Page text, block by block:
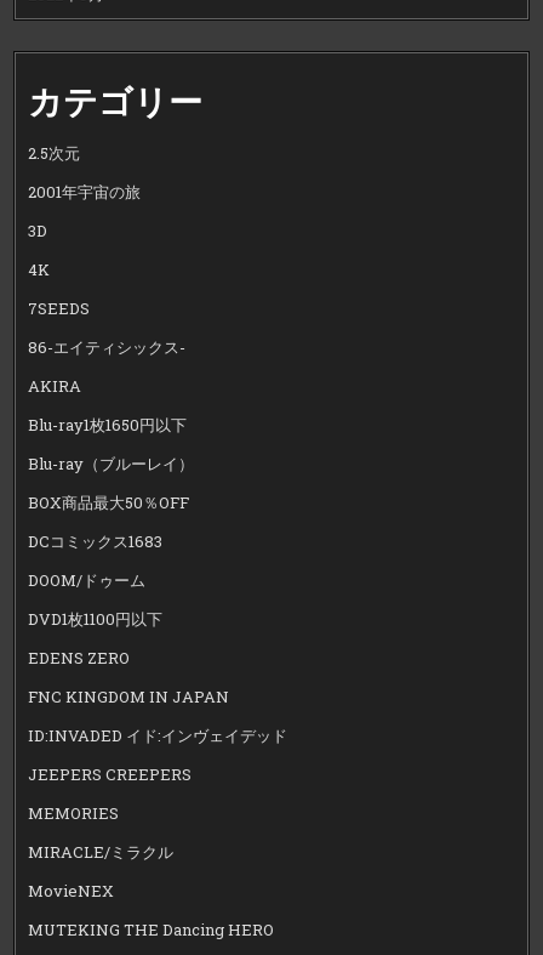
カテゴリー
2.5次元
2001年宇宙の旅
3D
4K
7SEEDS
86-エイティシックス-
AKIRA
Blu-ray1枚1650円以下
Blu-ray（ブルーレイ）
BOX商品最大50％OFF
DCコミックス1683
DOOM/ドゥーム
DVD1枚1100円以下
EDENS ZERO
FNC KINGDOM IN JAPAN
ID:INVADED イド:インヴェイデッド
JEEPERS CREEPERS
MEMORIES
MIRACLE/ミラクル
MovieNEX
MUTEKING THE Dancing HERO